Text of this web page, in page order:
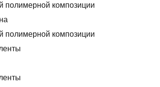
полимерной композиции
полимерной композиции